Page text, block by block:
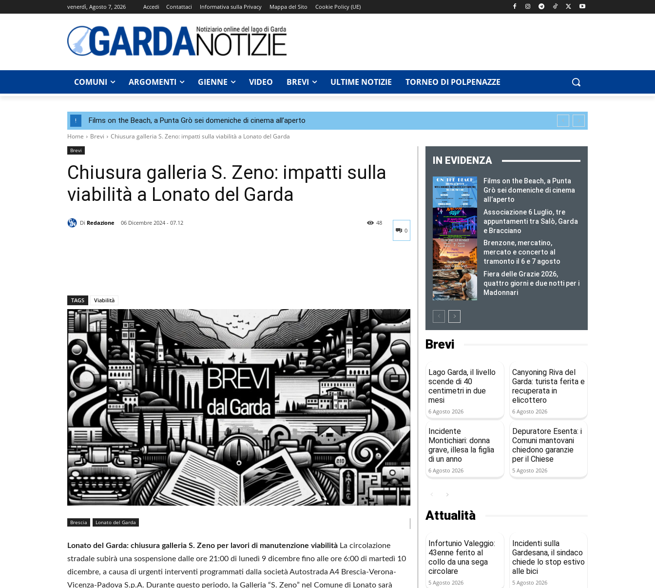
venerdì, Agosto 7, 2026 Accedi Contattaci Informativa sulla Privacy Mappa del Sito Cookie Policy (UE)
COMUNI ARGOMENTI GIENNE VIDEO BREVI ULTIME NOTIZIE TORNEO DI POLPENAZZE
! Films on the Beach, a Punta Grò sei domeniche di cinema all’aperto
Home Brevi Chiusura galleria S. Zeno: impatti sulla viabilità a Lonato del Garda
Brevi
Chiusura galleria S. Zeno: impatti sulla
viabilità a Lonato del Garda
Di Redazione
06 Dicembre 2024 - 07.12
0
48
TAGS Viabilità
Brescia Lonato del Garda
Lonato del Garda: chiusura galleria S. Zeno per lavori di manutenzione viabilità La circolazione
stradale subirà una sospensione dalle ore 21:00 di lunedì 9 dicembre fino alle ore 6:00 di martedì 10
dicembre, a causa di urgenti interventi programmati dalla società Autostrada A4 Brescia-Verona-
Vicenza-Padova S.p.A. Durante questo periodo, la Galleria “S. Zeno” nel Comune di Lonato sarà
IN EVIDENZA
Films on the Beach, a Punta
Grò sei domeniche di cinema
all’aperto
Associazione 6 Luglio, tre
appuntamenti tra Salò, Garda
e Bracciano
Brenzone, mercatino,
mercato e concerto al
tramonto il 6 e 7 agosto
Fiera delle Grazie 2026,
quattro giorni e due notti per i
Madonnari
Brevi
Lago Garda, il livello
scende di 40
centimetri in due
mesi
6 Agosto 2026
Canyoning Riva del
Garda: turista ferita e
recuperata in
elicottero
6 Agosto 2026
Incidente
Montichiari: donna
grave, illesa la figlia
di un anno
6 Agosto 2026
Depuratore Esenta: i
Comuni mantovani
chiedono garanzie
per il Chiese
5 Agosto 2026
Attualità
Infortunio Valeggio:
43enne ferito al
collo da una sega
circolare
5 Agosto 2026
Incidenti sulla
Gardesana, il sindaco
chiede lo stop estivo
alle bici
5 Agosto 2026